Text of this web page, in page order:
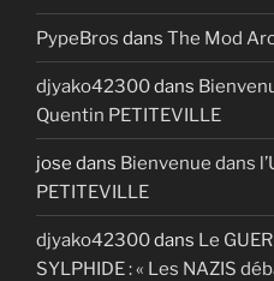
PypeBros dans The Mod
djyako42300dans
Quentin PETITEVILLE
jose dans Bienvenue dans
PETITEVILLE
djyako42300dans Le
SYLPHIDE : « Les NAZIS